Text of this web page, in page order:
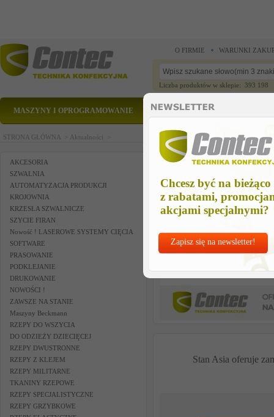
Chcesz być na bieżąco
z rabatami,
akcjami specjalnymi?
Zapisz się na newsletter!
O FIRMIE WARUNKI
Liczba produktów w sklepie: 393 198
MASZYNY I OPROGRAMOWANIE CZĘŚCI ZAMIENNE
STRONA GŁÓWNA > Aktualności >
AKCESORIA
SZWALNIA
AUTOMATYZACJA PRODUKCJI
KROJOWNIA
KRZESŁA SZWALNICZE
SZYCIE FIRAN
Nowość ! LASEROWE SYSTEMY CIĘCIA
SOFTWARE
PRASOWANIE
PODKLEJANIE
DRUKOWANIE
NOWOŚCI !
ZAWSZE NA STANIE
Maszyny Beckmann
RZEPY DO WSZYCIA
DO ODZIEŻY DZIECIĘCEJ
RZEPY DWUSTRONNE
RZEPY Z KLEJEM
RZEPY MILITARNE
TKANINY RZEPOWE
RZEPY SPECJALISTYCZNE
RZEPY GRZYBKOWE
Stan Asia oferuje